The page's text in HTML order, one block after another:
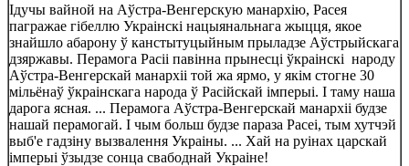
Ідучы вайной на Аўстра-Венгерскую манархію, Расея
пагражае гібеллю Украінскі нацыянальнага жыцця, якое
знайшло абарону ў канстытуцыйным прыладзе Аўстрыйскага
дзяржавы. Перамога Расіі павінна прынесці ўкраінскі народу
Аўстра-Венгерскай манархіі той жа ярмо, у якім стогне 30
мільёнаў ўкраінскага народа ў Расійскай імперыі. І таму наша
дарога ясная. ... Перамога Аўстра-Венгерскай манархіі будзе
нашай перамогай. І чым больш будзе параза Расеі, тым хутчэй
выб'е гадзіну вызвалення Украіны. ... Хай на руінах царскай
імперыі ўзыдзе сонца свабоднай Украіне!